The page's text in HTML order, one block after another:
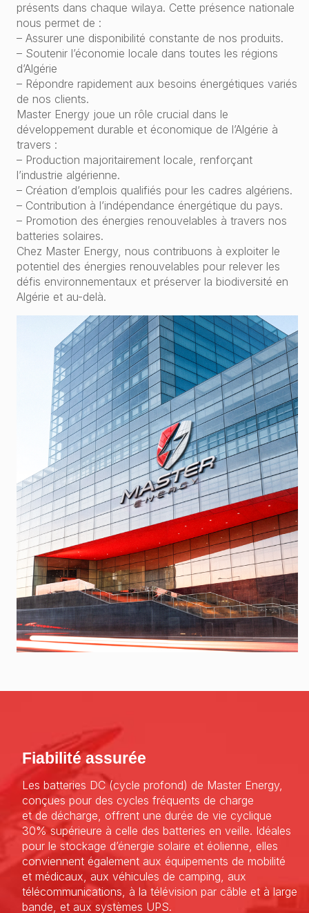
présents dans chaque wilaya. Cette présence nationale
nous permet de :
– Assurer une disponibilité constante de nos produits.
– Soutenir l’économie locale dans toutes les régions
d’Algérie
– Répondre rapidement aux besoins énergétiques variés
de nos clients.
Master Energy joue un rôle crucial dans le
développement durable et économique de l’Algérie à
travers :
– Production majoritairement locale, renforçant
l’industrie algérienne.
– Création d’emplois qualifiés pour les cadres algériens.
– Contribution à l’indépendance énergétique du pays.
– Promotion des énergies renouvelables à travers nos
batteries solaires.
Chez Master Energy, nous contribuons à exploiter le
potentiel des énergies renouvelables pour relever les
défis environnementaux et préserver la biodiversité en
Algérie et au-delà.
Fiabilité assurée
Les batteries DC (cycle profond) de Master Energy,
conçues pour des cycles fréquents de charge
et de décharge, offrent une durée de vie cyclique
30% supérieure à celle des batteries en veille. Idéales
pour le stockage d’énergie solaire et éolienne, elles
conviennent également aux équipements de mobilité
et médicaux, aux véhicules de camping, aux
télécommunications, à la télévision par câble et à large
bande, et aux systèmes UPS.